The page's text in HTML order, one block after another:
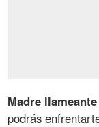
Madre llameante
podrás